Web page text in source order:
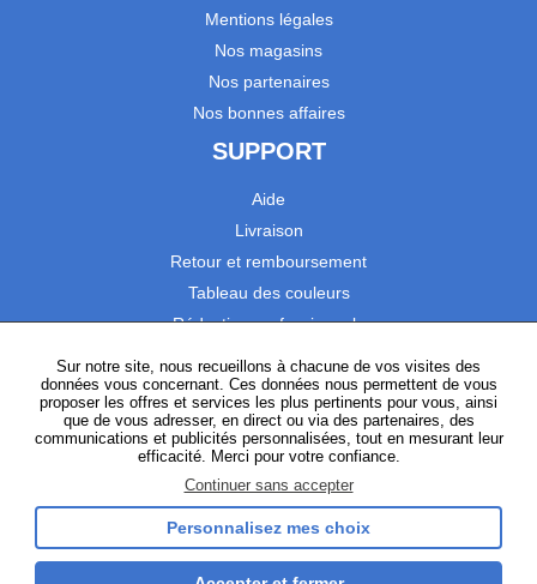
Mentions légales
Nos magasins
Nos partenaires
Nos bonnes affaires
SUPPORT
Aide
Livraison
Retour et remboursement
Tableau des couleurs
Réduction professionnels
Satisfaction Clients
SUIVEZ-NOUS
InstagramTikTokFacebookYouTubeLinkedIn
Sur notre site, nous recueillons à chacune de vos visites des
données vous concernant. Ces données nous permettent de vous
proposer les offres et services les plus pertinents pour vous, ainsi
que de vous adresser, en direct ou via des partenaires, des
communications et publicités personnalisées, tout en mesurant leur
efficacité. Merci pour votre confiance.
Continuer sans accepter
Personnalisez mes choix